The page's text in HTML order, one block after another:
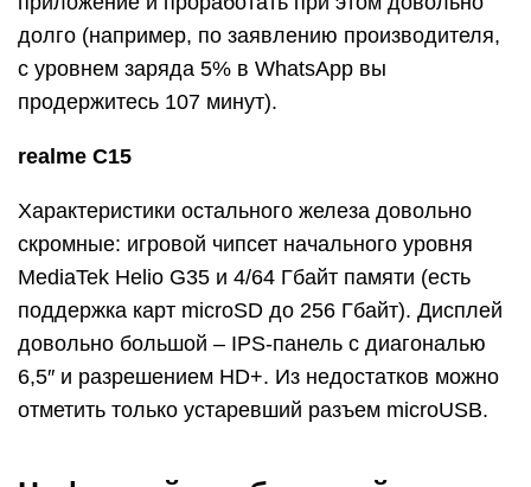
долго (например, по заявлению производителя,
с уровнем заряда 5% в WhatsApp вы
продержитесь 107 минут).
realme C15
Характеристики остального железа довольно
скромные: игровой чипсет начального уровня
MediaTek Helio G35 и 4/64 Гбайт памяти (есть
поддержка карт microSD до 256 Гбайт). Дисплей
довольно большой – IPS-панель с диагональю
6,5″ и разрешением HD+. Из недостатков можно
отметить только устаревший разъем microUSB.